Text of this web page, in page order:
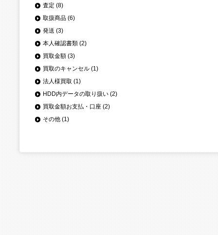
査定 (8)
取扱商品 (6)
発送 (3)
本人確認書類 (2)
買取金額 (3)
買取のキャンセル (1)
法人様買取 (1)
HDD内データの取り扱い (2)
買取金額お支払・口座 (2)
その他 (1)